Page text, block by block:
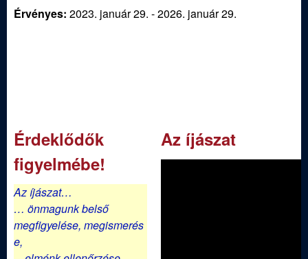
e
Érvényes: 2023. január 29. -2026. január 29.
Érdeklődők
figyelmébe!
Az íjászat…
… önmagunk belső
megfigyelése, megismerés
e,
Az íjászat